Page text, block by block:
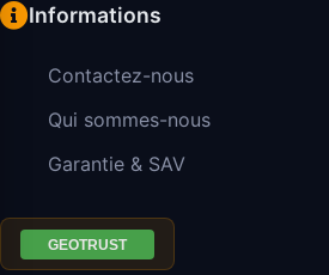
Informations
Contactez-nous
Qui sommes-nous
Garantie & SAV